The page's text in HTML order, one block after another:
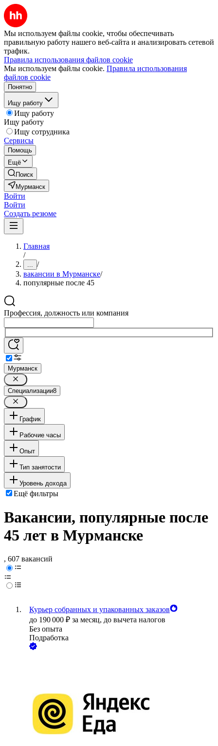
Мы используем файлы cookie, чтобы обеспечивать
правильную работу нашего веб-сайта и анализировать сетевой
трафик.
Правила использования файлов cookie
Мы используем файлы cookie. Правила использования
файлов cookie
Понятно
Ищу работу
Ищу работу
Ищу работу
Ищу сотрудника
Сервисы
Помощь
Ещё
Поиск
Мурманск
Войти
Войти
Создать резюме
Главная
/
... /
вакансии в Мурманске/
популярные после 45
Профессия, должность или компания
Мурманск
Специализации8
График
Рабочие часы
Опыт
Тип занятости
Уровень дохода
Ещё фильтры
Вакансии, популярные после
45 лет в Мурманске
, 607 вакансий
Курьер собранных и упакованных заказов
до 190 000 ₽ за месяц, до вычета налогов
Без опыта
Подработка